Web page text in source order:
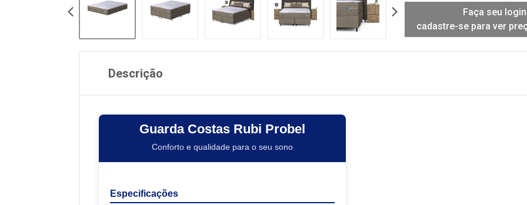
Faça seu
cadastre-se para ver
Descrição
Guarda Costas Rubi Probel
Conforto e qualidade para o seu sono
Especificações